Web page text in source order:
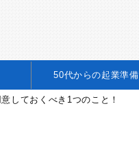
50代からの起業準備
しておくべき1つのこと！